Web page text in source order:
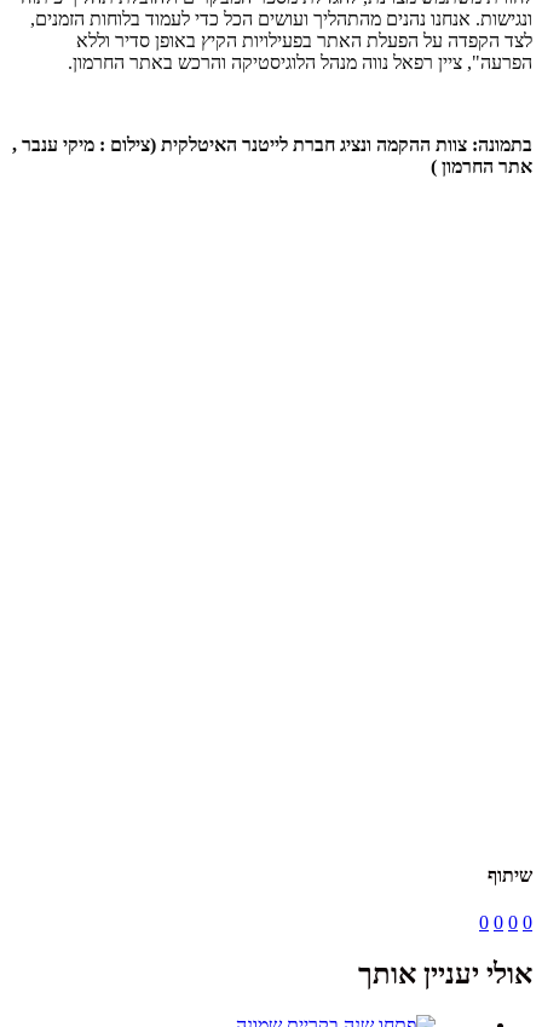
ונגישות. אנחנו נהנים מהתהליך ועושים הכל כדי לעמוד בלוחות הזמנים,
לצד הקפדה על הפעלת האתר בפעילויות הקיץ באופן סדיר וללא
הפרעה", ציין רפאל נווה מנהל הלוגיסטיקה והרכש באתר החרמון.
בתמונה: צוות ההקמה ונציג חברת לייטנר האיטלקית (צילום : מיקי ענבר ,
אתר החרמון )
שיתוף
0
0
0
0
אולי יעניין אותך